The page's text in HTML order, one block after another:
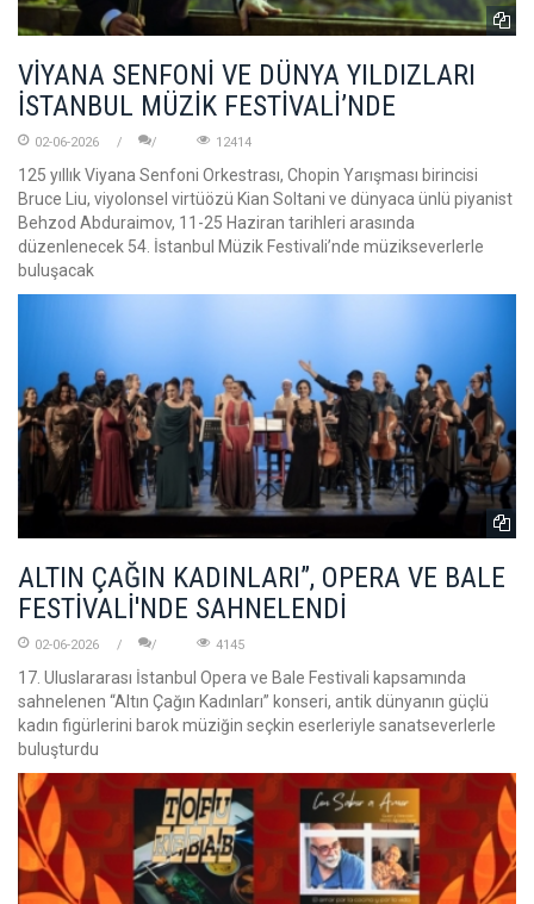
VİYANA SENFONİ VE DÜNYA YILDIZLARI
İSTANBUL MÜZİK FESTİVALİ’NDE
02-06-2026 12414
125 yıllık Viyana Senfoni Orkestrası, Chopin Yarışması birincisi
Bruce Liu, viyolonsel virtüözü Kian Soltani ve dünyaca ünlü piyanist
Behzod Abduraimov, 11-25 Haziran tarihleri arasında
düzenlenecek 54. İstanbul Müzik Festivali’nde müzikseverlerle
buluşacak
ALTIN ÇAĞIN KADINLARI”, OPERA VE BALE
FESTİVALİ'NDE SAHNELENDİ
02-06-2026 4145
17. Uluslararası İstanbul Opera ve Bale Festivali kapsamında
sahnelenen “Altın Çağın Kadınları” konseri, antik dünyanın güçlü
kadın figürlerini barok müziğin seçkin eserleriyle sanatseverlerle
buluşturdu